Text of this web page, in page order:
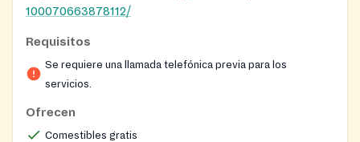
100070663878112/
Requisitos
Se requiere una llamada telefónica previa para los
servicios.
Ofrecen
Comestibles gratis